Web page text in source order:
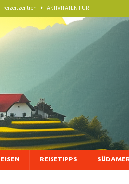
AKTIVITÄTEN FÜR
und Entspannung
FRANKREICH ENTDECKEN:
kulinarische Reise durch Côte-d’Or und Saône-et-Loire
und authentische Souvenirs in Burgund
SCHÄTZE
Sie zauberhafte Unterkünfte und magische
REISEERLEBNISSEREISETIPPS